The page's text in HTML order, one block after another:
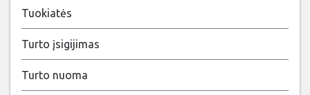
Tuokiatės
Turto įsigijimas
Turto nuoma